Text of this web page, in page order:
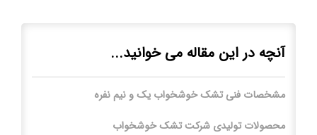
آنچه در این مقاله می خوانید...
مشخصات فنی تشک خوشخواب یک و نیم نفره
محصولات تولیدی شرکت تشک خوشخواب